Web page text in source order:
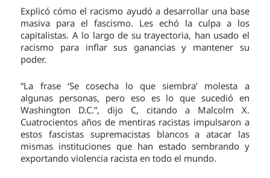
Explicó cómo el racismo ayudó a desarrollar una base
masiva para el fascismo. Les echó la culpa a los
capitalistas. A lo largo de su trayectoria, han usado el
racismo para inflar sus ganancias y mantener su
poder.
“La frase ‘Se cosecha lo que siembra’ molesta a
algunas personas, pero eso es lo que sucedió en
Washington D.C.”, dijo C, citando a Malcolm X.
Cuatrocientos años de mentiras racistas impulsaron a
estos fascistas supremacistas blancos a atacar las
mismas instituciones que han estado sembrando y
exportando violencia racista en todo el mundo.